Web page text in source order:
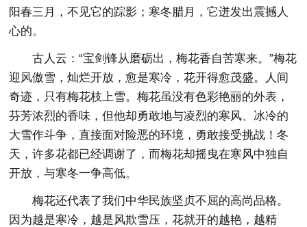
阳春三月，不见它的踪影；寒冬腊月，它迸发出震撼人
心的。
古人云：“宝剑锋从磨砺出，梅花香自苦寒来。”梅花
迎风傲雪，灿烂开放，愈是寒冷，花开得愈茂盛。人间
奇迹，只有梅花枝上雪。梅花虽没有色彩艳丽的外表，
芬芳浓烈的香味，但他却勇敢地与凌烈的寒风、冰冷的
大雪作斗争，直接面对险恶的环境，勇敢接受挑战！冬
天，许多花都已经调谢了，而梅花却摇曳在寒风中独自
开放，与寒冬一争高低。
梅花还代表了我们中华民族坚贞不屈的高尚品格。
因为越是寒冷，越是风欺雪压，花就开的越艳，越精